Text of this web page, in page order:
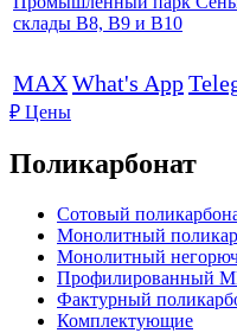
склады B8, B9 и B10
MAXWhat's App
₽ Цены
Поликарбонат
Сотовый
Монолитный
Монолитный
Профилированный
Фактурный
Комплектующие